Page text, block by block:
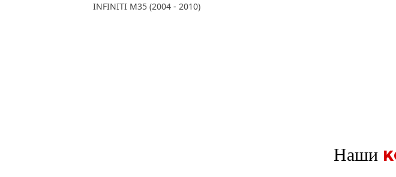
INFINITI M35 (2004 - 2010)
Наши